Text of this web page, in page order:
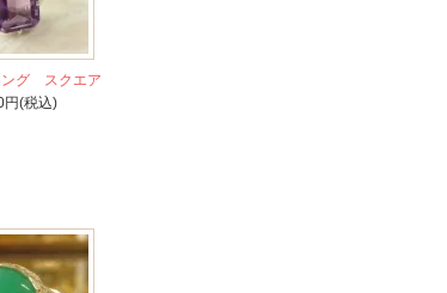
ング スクエア
円(税込)